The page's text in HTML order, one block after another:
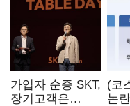
가입자 순증 SKT,
장기고객은
(코
논